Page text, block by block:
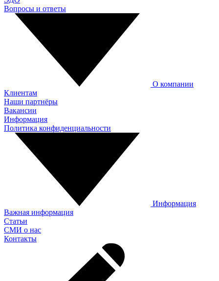
Вопросы и ответы
О компании
Клиентам
Наши партнёры
Вакансии
Информация
Политика конфиденциальности
Информация
Важная информация
Статьи
СМИ о нас
Контакты